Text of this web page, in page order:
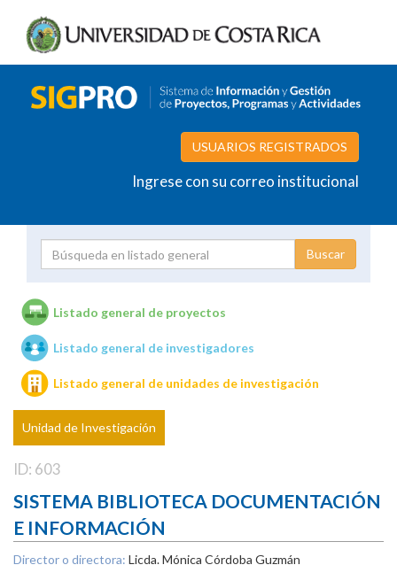
USUARIOS REGISTRADOS
Ingrese con su correo institucional
Unidades de investigación
Listado general de proyectos
Listado general de investigadores
Listado general de unidades de investigación
Unidad de Investigación
ID: 603
SISTEMA BIBLIOTECA DOCUMENTACIÓN
E INFORMACIÓN
Director o directora: Licda. Mónica Córdoba Guzmán